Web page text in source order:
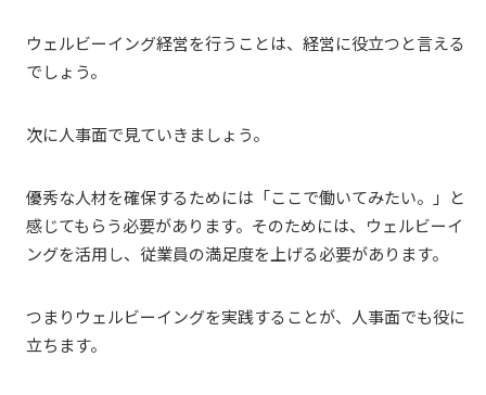
ウェルビーイング経営を行うことは、経営に役立つと言える
でしょう。
次に人事面で見ていきましょう。
優秀な人材を確保するためには「ここで働いてみたい。」と
感じてもらう必要があります。そのためには、ウェルビーイ
ングを活用し、従業員の満足度を上げる必要があります。
つまりウェルビーイングを実践することが、人事面でも役に
立ちます。